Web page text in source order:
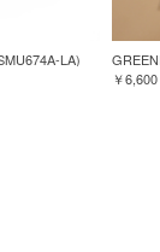
LA)
￥6,600